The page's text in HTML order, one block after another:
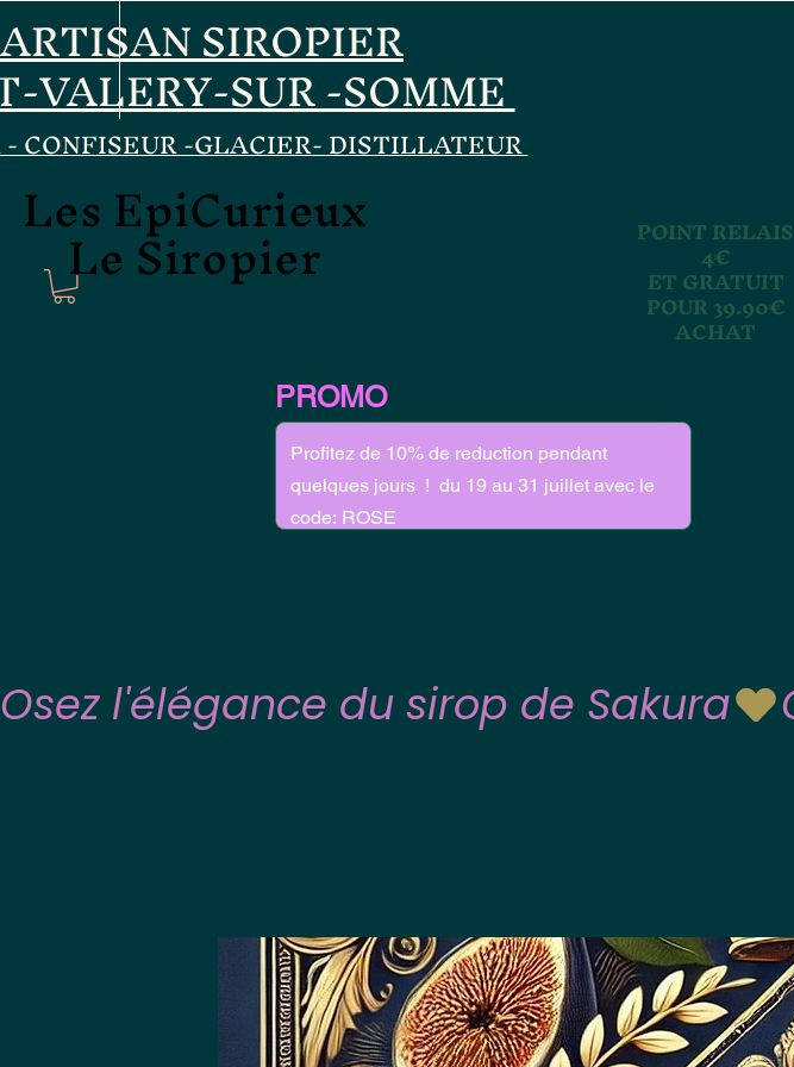
ARTISAN SIROPIER
VALERY-SUR -SOMME
CONFISEUR -GLACIER- DISTILLATEUR
Les EpiCurieux
Le Siropier
Les EpiCurieux
Le Siropier POINT RELAIS
4€
ET GRATUIT
POUR 39.90€
ACHAT
PROMO
Osez l'élégance du sirop de Sakura